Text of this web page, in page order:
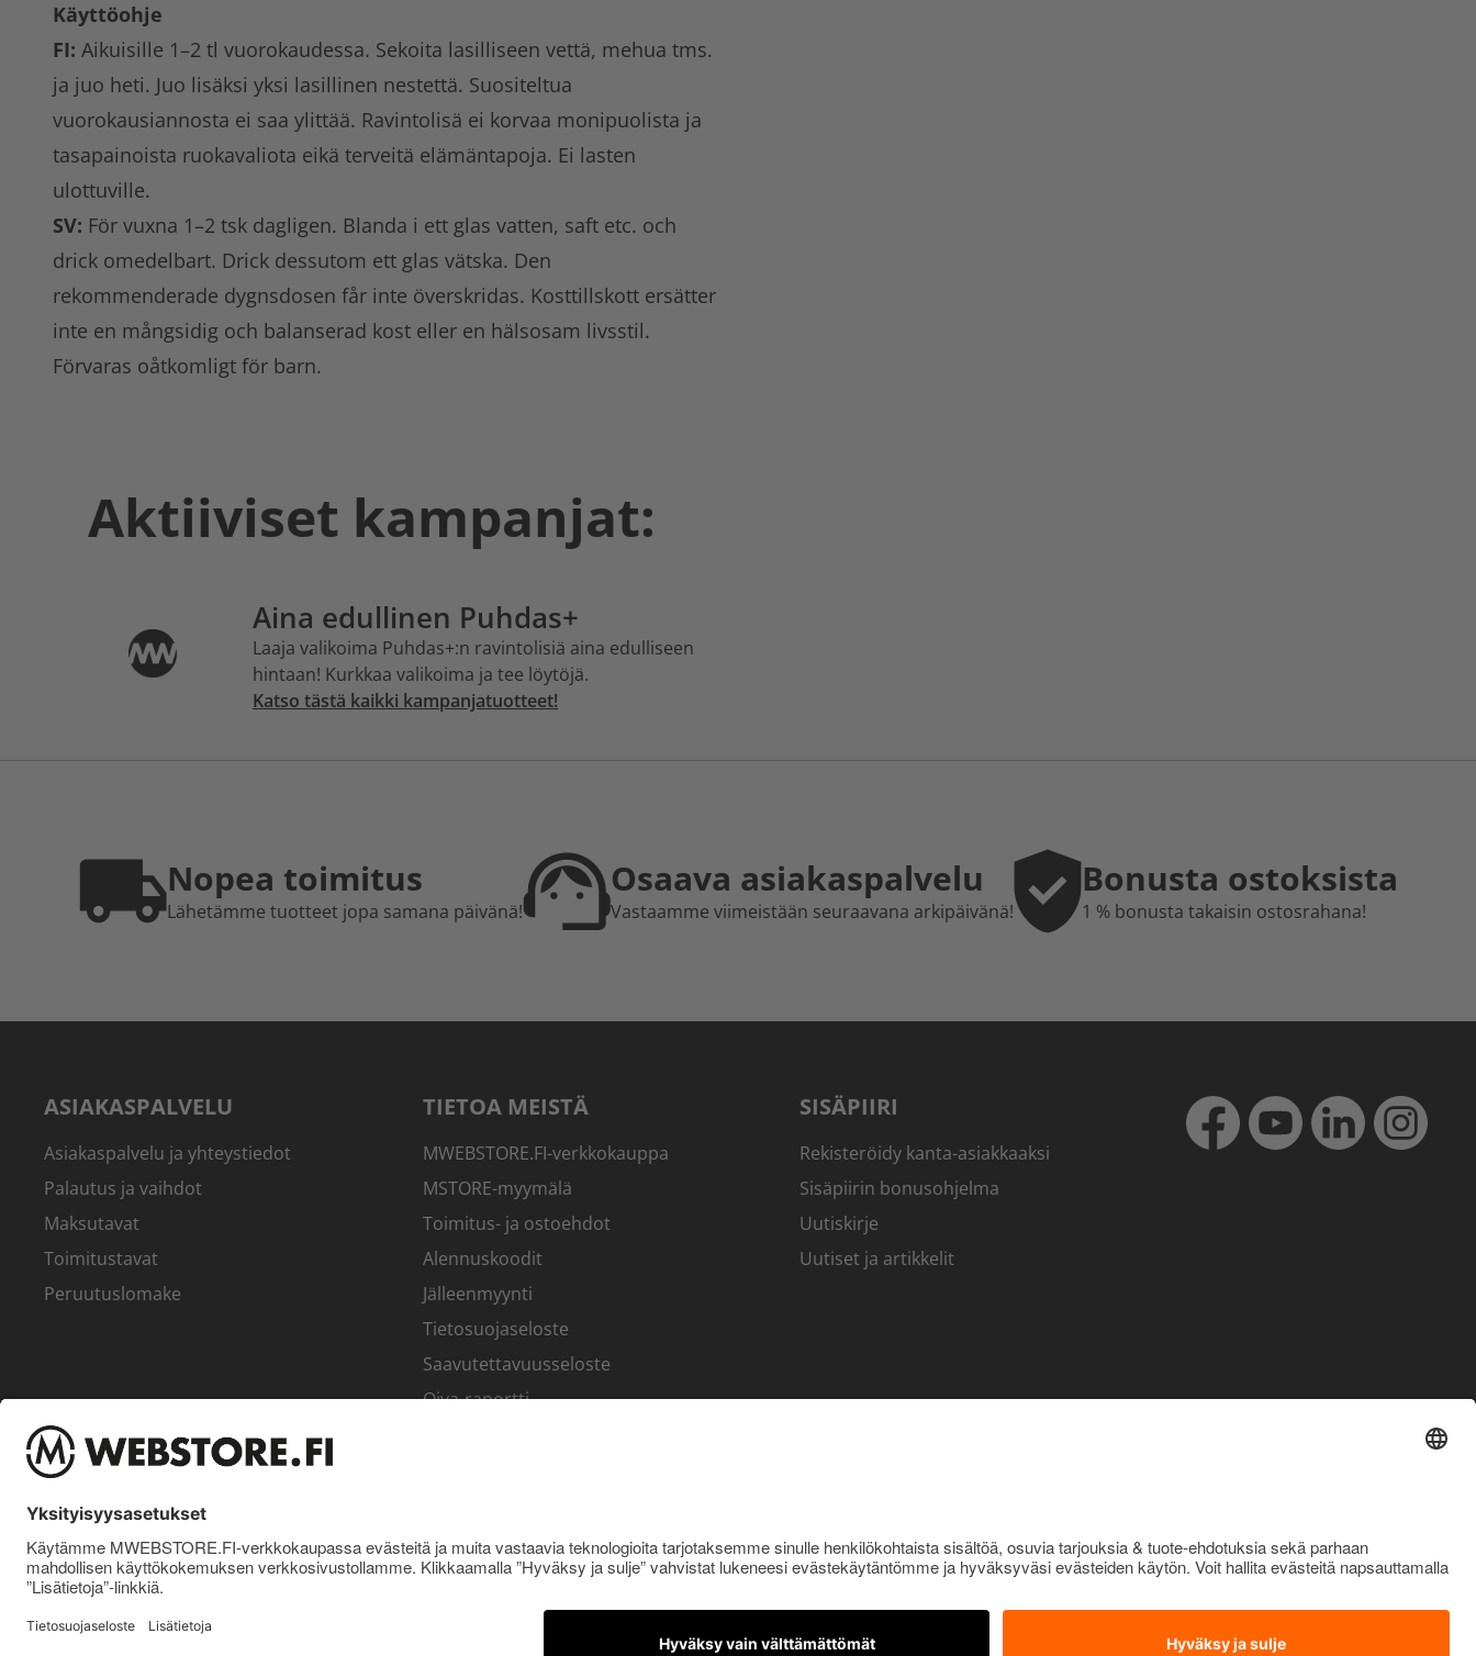
Käyttöohje
FI: Aikuisille 1–2 tl vuorokaudessa. Sekoita lasilliseen vettä, mehua tms.
ja juo heti. Juo lisäksi yksi lasillinen nestettä. Suositeltua
vuorokausiannosta ei saa ylittää. Ravintolisä ei korvaa monipuolista ja
tasapainoista ruokavaliota eikä terveitä elämäntapoja. Ei lasten
ulottuville.
SV: För vuxna 1–2 tsk dagligen. Blanda i ett glas vatten, saft etc. och
drick omedelbart. Drick dessutom ett glas vätska. Den
rekommenderade dygnsdosen får inte överskridas. Kosttillskott ersätter
inte en mångsidig och balanserad kost eller en hälsosam livsstil.
Förvaras oåtkomligt för barn.
Aktiiviset kampanjat:
Aina edullinen Puhdas+
Laaja valikoima Puhdas+:n ravintolisiä aina edulliseen
hintaan! Kurkkaa valikoima ja tee löytöjä.
Katso tästä kaikki kampanjatuotteet!
Nopea toimitus
Lähetämme tuotteet jopa samana päivänä!
Osaava asiakaspalvelu
Vastaamme viimeistään seuraavana arkipäivänä!
Bonusta ostoksista
1 % bonusta takaisin ostosrahana!
ASIAKASPALVELU
Asiakaspalvelu ja yhteystiedot
Palautus ja vaihdot
Maksutavat
Toimitustavat
Peruutuslomake
TIETOA MEISTÄ
MWEBSTORE.FI-verkkokauppa
MSTORE-myymälä
Toimitus- ja ostoehdot
Alennuskoodit
Jälleenmyynti
Tietosuojaseloste
Saavutettavuusseloste
Oiva-raportti
SISÄPIIRI
Rekisteröidy kanta-asiakkaaksi
Sisäpiirin bonusohjelma
Uutiskirje
Uutiset ja artikkelit